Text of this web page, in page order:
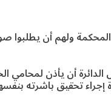
ولهم أن يطلبوا
أن يأذن
تحقيق باشرته